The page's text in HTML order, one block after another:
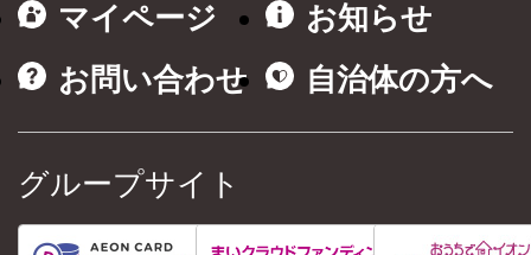
マイページ
お知らせ
お問い合わせ
自治体の方へ
グループサイト